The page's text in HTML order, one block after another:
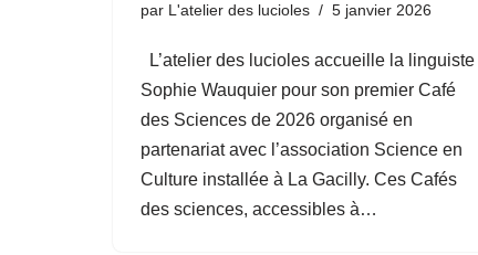
par L'atelier des lucioles 5 janvier 2026
L’atelier des lucioles accueille la linguiste
Sophie Wauquier pour son premier Café
des Sciences de 2026 organisé en
partenariat avec l’association Science en
Culture installée à La Gacilly. Ces Cafés
des sciences, accessibles à…